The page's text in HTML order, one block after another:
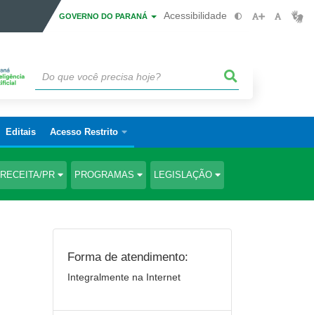
GOVERNO DO PARANÁ Acessibilidade
Editais Acesso Restrito
RECEITA/PR PROGRAMAS LEGISLAÇÃO
Forma de atendimento:
Integralmente na Internet